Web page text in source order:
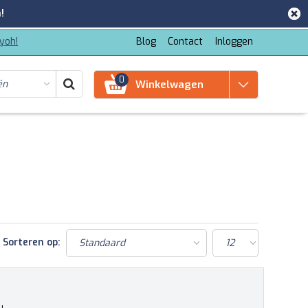
Blog Contact Inloggen
0 Winkelwagen
Sorteren op: